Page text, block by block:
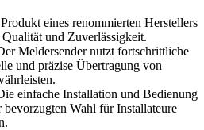
eines renommierten Herstellers
und Zuverlässigkeit.
Meldersender nutzt fortschrittliche
und präzise Übertragung von
einfache Installation und Bedienung
Wahl für Installateure